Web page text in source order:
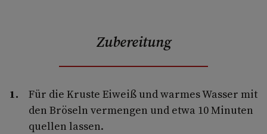
Zubereitung
Für die Kruste Eiweiß und warmes Wasser mit
den Bröseln vermengen und etwa 10 Minuten
quellen lassen.